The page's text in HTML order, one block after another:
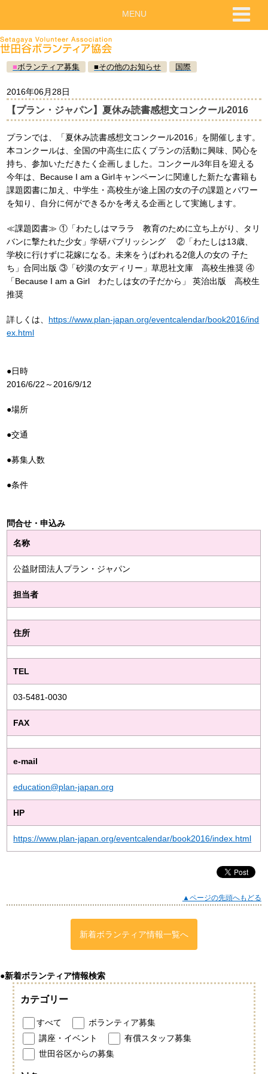
■ボランティア募集 ■その他のお知らせ 国際
2016年06月28日
【プラン・ジャパン】夏休み読書感想文コンクール2016
プランでは、「夏休み読書感想文コンクール2016」を開催します。
本コンクールは、全国の中高生に広くプランの活動に興味、関心を
持ち、参加いただきたく企画しました。コンクール3年目を迎える
今年は、Because I am a Girlキャンペーンに関連した新たな書籍も
課題図書に加え、中学生・高校生が途上国の女の子の課題とパワー
を知り、自分に何ができるかを考える企画として実施します。
≪課題図書≫ ①「わたしはマララ 教育のために立ち上がり、タリ
バンに撃たれた少女」学研パブリッシング ②「わたしは13歳、
学校に行けずに花嫁になる。未来をうばわれる2億人の女の 子た
ち」合同出版 ③「砂漠の女ディリー」草思社文庫 高校生推奨 ④
「Because I am a Girl わたしは女の子だから」 英治出版 高校生
推奨
詳しくは、 https://www.plan-japan.org/eventcalendar/book2016/ind
ex.html
●日時
2016/6/22～2016/9/12
●場所
●交通
●募集人数
●条件
問合せ・申込み
名称
公益財団法人プラン・ジャパン
担当者
住所
TEL
03-5481-0030
FAX
e-mail
education@plan-japan.org
HP
https://www.plan-japan.org/eventcalendar/book2016/index.html
▲ページの先頭へもどる
新着ボランティア情報一覧へ
●新着ボランティア情報検索
カテゴリー
すべて
ボランティア募集
講座・イベント
有償スタッフ募集
世田谷区からの募集
MENU